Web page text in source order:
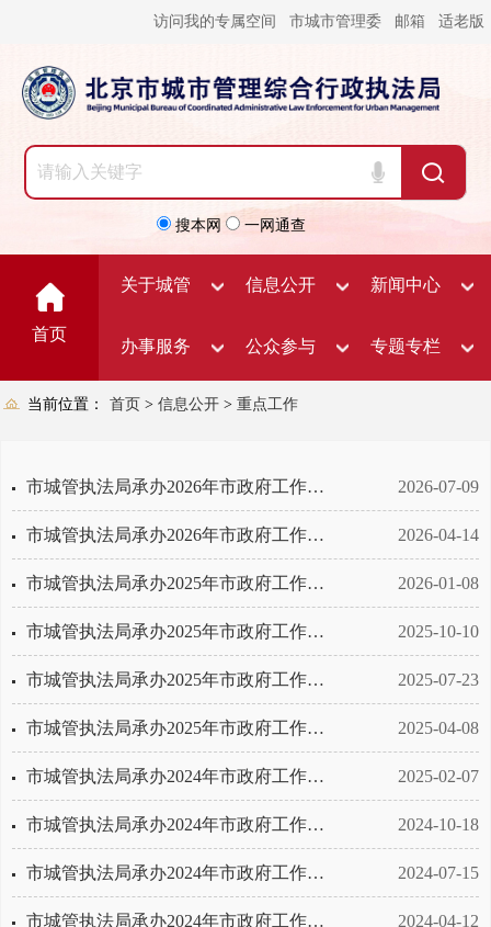
访问我的专属空间 市城市管理委 邮箱 适老版
搜本网 一网通查
首页
关于城管 信息公开 新闻中心
办事服务 公众参与 专题专栏
当前位置： 首页 > 信息公开 > 重点工作
市城管执法局承办2026年市政府工作报告重点任务上半年进展情况 2026-07-09
市城管执法局承办2026年市政府工作报告重点任务一季度进展情况 2026-04-14
市城管执法局承办2025年市政府工作报告重点任务全年完成情况 2026-01-08
市城管执法局承办2025年市政府工作报告重点任务三季度进展情况 2025-10-10
市城管执法局承办2025年市政府工作报告重点任务上半年进展情况 2025-07-23
市城管执法局承办2025年市政府工作报告重点任务一季度进展情况 2025-04-08
市城管执法局承办2024年市政府工作报告重点任务全年完成情况 2025-02-07
市城管执法局承办2024年市政府工作报告重点任务三季度进展情况 2024-10-18
市城管执法局承办2024年市政府工作报告重点任务上半年进展情况 2024-07-15
市城管执法局承办2024年市政府工作报告重点任务一季度进展情况 2024-04-12